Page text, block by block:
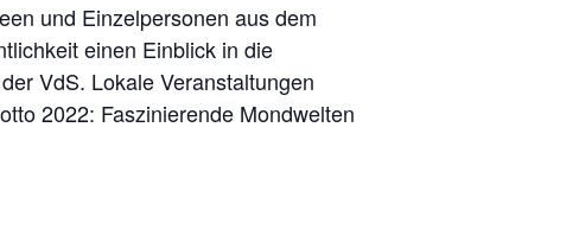
und Einzelpersonen aus dem
einen Einblick in die
VdS. Lokale Veranstaltungen
2022: Faszinierende Mondwelten